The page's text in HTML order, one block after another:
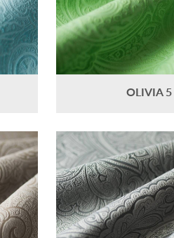
OLIVIA 5